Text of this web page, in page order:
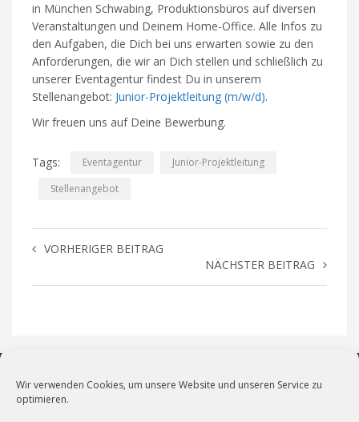
Wir verwenden Cookies, um unsere Website und unseren Service zu
optimieren.
in München Schwabing, Produktionsbüros auf diversen
Veranstaltungen und Deinem Home-Office. Alle Infos zu
den Aufgaben, die Dich bei uns erwarten sowie zu den
Anforderungen, die wir an Dich stellen und schließlich zu
unserer Eventagentur findest Du in unserem
Stellenangebot: Junior-Projektleitung (m/w/d).
Wir freuen uns auf Deine Bewerbung.
Tags: Eventagentur
Junior-Projektleitung
Stellenangebot
VORHERIGER BEITRAG
NÄCHSTER BEITRAG